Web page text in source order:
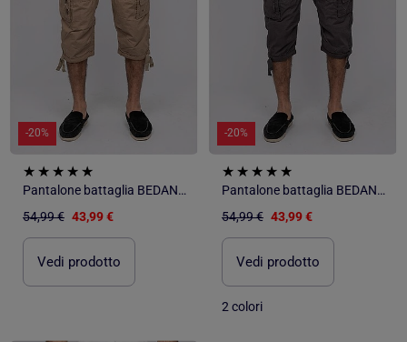
-20%
Pantalone battaglia BEDANCER
54,99 € 43,99 €
Vedi prodotto
-20%
Pantalone battaglia BEDANCER
54,99 € 43,99 €
Vedi prodotto
2 colori